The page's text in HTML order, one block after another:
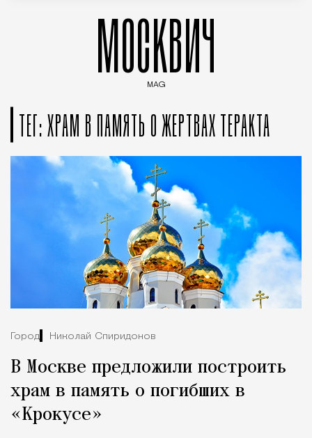
МОСКВИЧ
MAG
ТЕГ: ХРАМ В ПАМЯТЬ О ЖЕРТВАХ ТЕРАКТА
Город Николай Спиридонов
В Москве предложили построить
храм в память о погибших в
«Крокусе»